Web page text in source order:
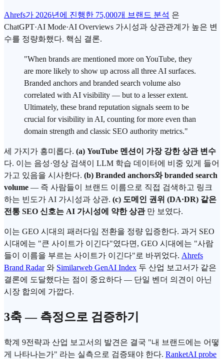
Ahrefs가 2026년에 진행한 75,000개 브랜드 분석 은
ChatGPT·AI Mode·AI Overviews 가시성과 상관관계가 높은 변
수를 정량화했다. 핵심 결론.
"When brands are mentioned more on YouTube, they
are more likely to show up across all three AI surfaces.
Branded anchors and branded search volume also
correlated with AI visibility — but to a lesser extent.
Ultimately, these brand reputation signals seem to be
crucial for visibility in AI, counting for more even than
domain strength and classic SEO authority metrics."
세 가지가 흥미롭다. (a) YouTube 멘션이 가장 강한 상관 변수
다. 이는 음성·영상 검색이 LLM 학습 데이터에 비중 있게 들어
가고 있음을 시사한다. (b) Branded anchors와 branded search
volume — 즉 사람들이 브랜드 이름으로 직접 검색하고 링크
하는 빈도가 AI 가시성과 상관. (c) 도메인 권위 (DA·DR) 같은
전통 SEO 신호는 AI 가시성에 약한 상관만 보였다.
이는 GEO 시대의 패러다임 전환을 정량 입증한다. 과거 SEO
시대에는 "큰 사이트가 이긴다"였다면, GEO 시대에는 "사람
들이 이름을 부르는 사이트가 이긴다"로 바뀌었다. Ahrefs
Brand Radar와 Similarweb GenAI Index 두 산업 보고서가 같은
결론에 도달했다는 점이 중요하다 — 단일 벤더 의견이 아닌
시장 합의에 가깝다.
3축 — 측정으로 검증하기
학계 9전략과 산업 보고서의 발견은 결국 "내 브랜드에는 어떻
게 나타나는가" 라는 실측으로 검증돼야 한다. RanketAI probe